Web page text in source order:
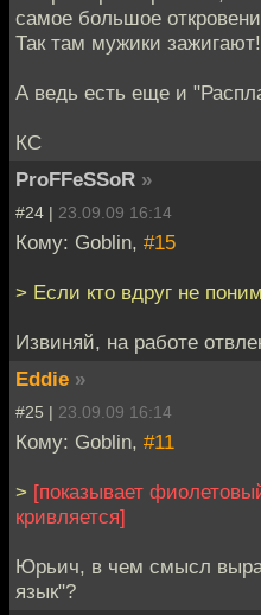
самое большое
Так там мужики зажигают!
А ведь есть еще и
КС
ProFFeSSoR »
#24 | 23.09.09 16:14
Кому: Goblin, #15
> Если кто вдруг не
Извиняй, на работе
Eddie »
#25 | 23.09.09 16:14
Кому: Goblin, #11
> [показывает
кривляется]
Юрьич, в чем смысл
язык"?